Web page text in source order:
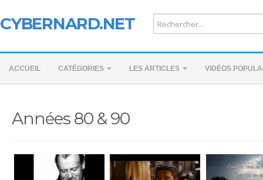
CYBERNARD.NET
ACCUEIL CATÉGORIES LES ARTICLES VIDÉOS
Années 80 & 90